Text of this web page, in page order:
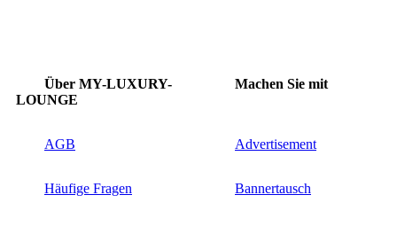
Über MY-LUXURY-
LOUNGE
Machen Sie mit
AGB Advertisement
Häufige Fragen Bannertausch